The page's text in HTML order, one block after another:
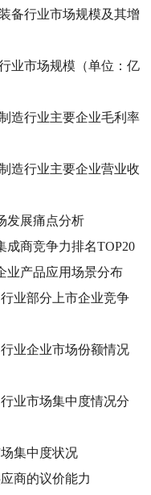
备行业市场规模及其增
业市场规模（单位：亿
造行业主要企业毛利率
造行业主要企业营业收
发展痛点分析
成商竞争力排名TOP20
业产品应用场景分布
业部分上市企业竞争
业企业市场份额情况
业市场集中度情况分
集中度状况
商的议价能力